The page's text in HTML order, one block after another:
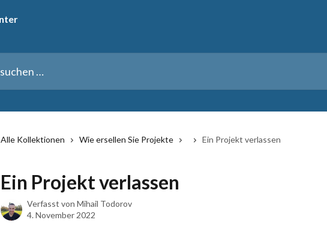
Alle Kollektionen Wie ersellen Sie Projekte Ein Projekt verlassen
Ein Projekt verlassen
Verfasst von Mihail Todorov
4. November 2022